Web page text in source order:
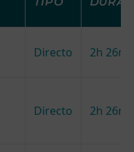
Directo 2h 26m
Directo 2h 26m